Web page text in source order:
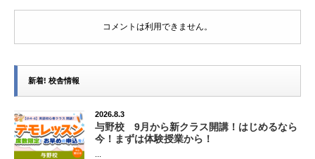
コメントは利用できません。
新着! 校舎情報
2026.8.3
与野校 9月から新クラス開講！はじめるなら
今！まずは体験授業から！